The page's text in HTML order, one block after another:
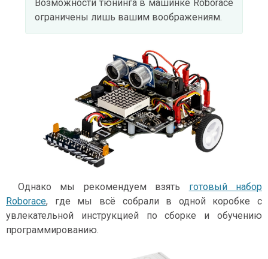
Возможности тюнинга в машинке Roborace
ограничены лишь вашим воображениям.
Однако мы рекомендуем взять готовый набор
Roborace, где мы всё собрали в одной коробке с
увлекательной инструкцией по сборке и обучению
программированию.